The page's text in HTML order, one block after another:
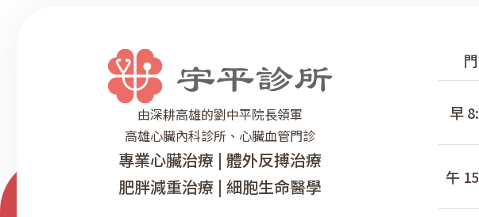
由深耕高雄的劉中平院長領軍
高雄心臟內科診所、心臟血管門診
專業心臟治療 | 體外反搏治療
肥胖減重治療 | 細胞生命醫學
早
午